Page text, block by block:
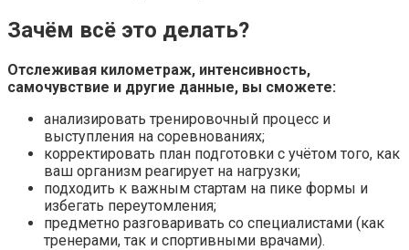
Зачём всё это делать?
Отслеживая километраж, интенсивность,
самочувствие и другие данные, вы сможете:
анализировать тренировочный процесс и
выступления на соревнованиях;
корректировать план подготовки с учётом того, как
ваш организм реагирует на нагрузки;
подходить к важным стартам на пике формы и
избегать переутомления;
предметно разговаривать со специалистами (как
тренерами, так и спортивными врачами).